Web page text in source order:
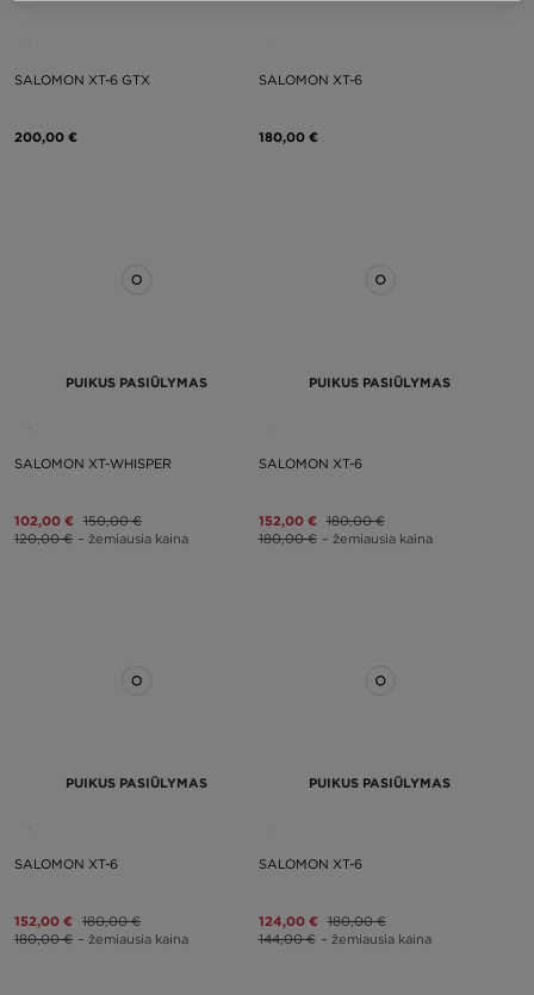
SALOMON XT-6 GTX
200,00 €
SALOMON XT-6
180,00 €
PUIKUS PASIŪLYMAS
SALOMON XT-WHISPER
102,00 € 150,00 €
120,00 € – žemiausia kaina
PUIKUS PASIŪLYMAS
SALOMON XT-6
152,00 € 180,00 €
180,00 € – žemiausia kaina
PUIKUS PASIŪLYMAS
SALOMON XT-6
152,00 € 180,00 €
180,00 € – žemiausia kaina
PUIKUS PASIŪLYMAS
SALOMON XT-6
124,00 € 180,00 €
144,00 € – žemiausia kaina